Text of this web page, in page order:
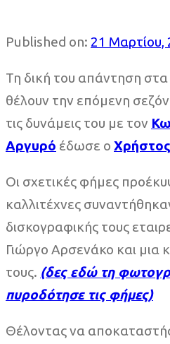
Published on: 21 Μαρτίου,
Τη δική του απάντηση
θέλουν την επόμενη
τις δυνάμεις του με τον
Αργυρό έδωσε ο
Οι σχετικές φήμες
καλλιτέχνες
δισκογραφικής τους
Γιώργο Αρσενάκο και μια
τους. (δες εδώ τη
πυροδότησε τις φήμες)
Θέλοντας να